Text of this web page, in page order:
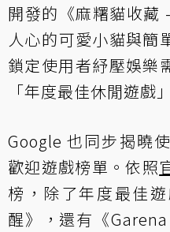
開發的《麻糬貓收藏
人心的可愛小貓與簡
鎖定使用者紓壓娛樂
「年度最佳休閒遊戲
Google 也同步揭曉
歡迎遊戲榜單。依照
榜，除了年度最佳
醒》，還有《